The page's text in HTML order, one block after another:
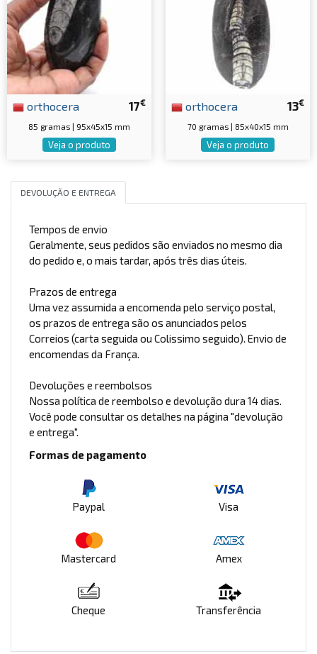
17€
orthocera
85 gramas | 95x45x15 mm
Veja o produto
13€
orthocera
70 gramas | 85x40x15 mm
Veja o produto
DEVOLUÇÃO E ENTREGA
Tempos de envio
Geralmente, seus pedidos são enviados no mesmo dia
do pedido e, o mais tardar, após três dias úteis.
Prazos de entrega
Uma vez assumida a encomenda pelo serviço postal,
os prazos de entrega são os anunciados pelos
Correios (carta seguida ou Colissimo seguido). Envio de
encomendas da França.
Devoluções e reembolsos
Nossa política de reembolso e devolução dura 14 dias.
Você pode consultar os detalhes na página "devolução
e entrega".
Formas de pagamento
Paypal Visa
Mastercard Amex
Cheque Transferência